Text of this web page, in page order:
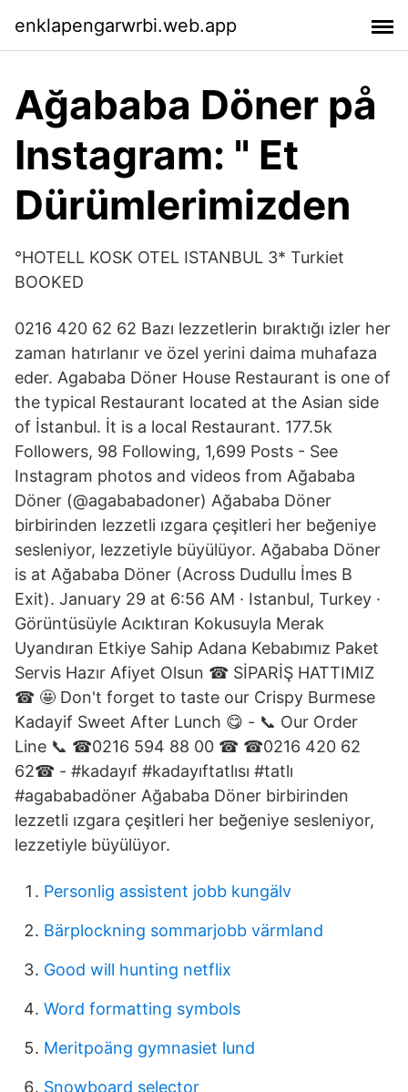
enklapengarwrbi.web.app
Ağababa Döner på
Instagram: " Et
Dürümlerimizden
°HOTELL KOSK OTEL ISTANBUL 3* Turkiet
BOOKED
0216 420 62 62 Bazı lezzetlerin bıraktığı izler her
zaman hatırlanır ve özel yerini daima muhafaza
eder. Agababa Döner House Restaurant is one of
the typical Restaurant located at the Asian side
of İstanbul. İt is a local Restaurant. 177.5k
Followers, 98 Following, 1,699 Posts - See
Instagram photos and videos from Ağababa
Döner (@agababadoner) Ağababa Döner
birbirinden lezzetli ızgara çeşitleri her beğeniye
sesleniyor, lezzetiyle büyülüyor. Ağababa Döner
is at Ağababa Döner (Across Dudullu İmes B
Exit). January 29 at 6:56 AM · Istanbul, Turkey ·
Görüntüsüyle Acıktıran Kokusuyla Merak
Uyandıran Etkiye Sahip Adana Kebabımız Paket
Servis Hazır Afiyet Olsun ☎ SİPARİŞ HATTIMIZ
☎ 🤩 Don't forget to taste our Crispy Burmese
Kadayif Sweet After Lunch 😋 - 📞 Our Order
Line 📞 ☎0216 594 88 00 ☎ ☎0216 420 62
62☎ - #kadayıf #kadayıftatlısı #tatlı
#agababadöner Ağababa Döner birbirinden
lezzetli ızgara çeşitleri her beğeniye sesleniyor,
lezzetiyle büyülüyor.
Personlig assistent jobb kungälv
Bärplockning sommarjobb värmland
Good will hunting netflix
Word formatting symbols
Meritpoäng gymnasiet lund
Snowboard selector